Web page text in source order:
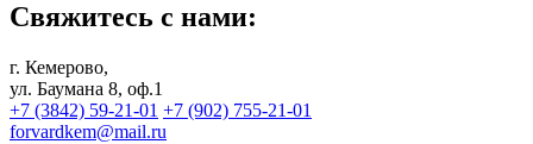
Свяжитесь с нами:
г. Кемерово,
ул. Баумана 8, оф.1
+7 (3842) 59-21-01 +7 (902) 755-21-01
forvardkem@mail.ru